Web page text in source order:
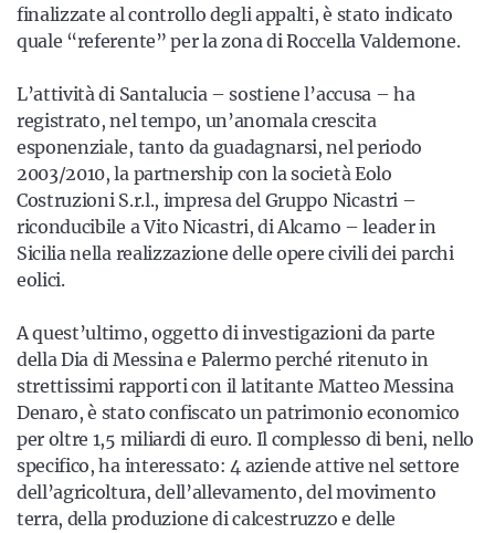
finalizzate al controllo degli appalti, è stato indicato
quale “referente” per la zona di Roccella Valdemone.
L’attività di Santalucia – sostiene l’accusa – ha
registrato, nel tempo, un’anomala crescita
esponenziale, tanto da guadagnarsi, nel periodo
2003/2010, la partnership con la società Eolo
Costruzioni S.r.l., impresa del Gruppo Nicastri –
riconducibile a Vito Nicastri, di Alcamo – leader in
Sicilia nella realizzazione delle opere civili dei parchi
eolici.
A quest’ultimo, oggetto di investigazioni da parte
della Dia di Messina e Palermo perché ritenuto in
strettissimi rapporti con il latitante Matteo Messina
Denaro, è stato confiscato un patrimonio economico
per oltre 1,5 miliardi di euro. Il complesso di beni, nello
specifico, ha interessato: 4 aziende attive nel settore
dell’agricoltura, dell’allevamento, del movimento
terra, della produzione di calcestruzzo e delle